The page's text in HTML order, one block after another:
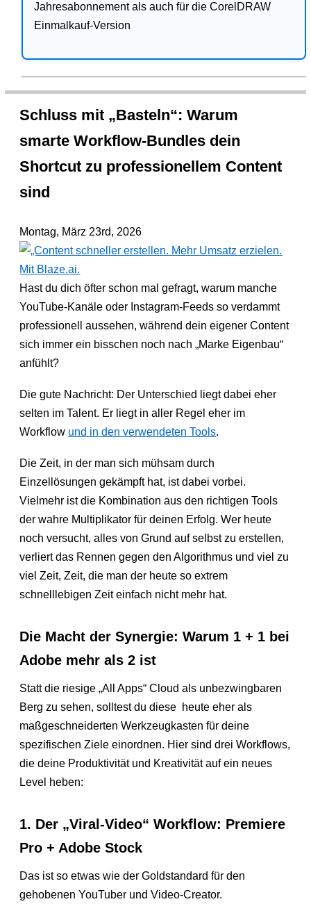
Jahresabonnement als auch für die CorelDRAW
Einmalkauf-Version
Schluss mit „Basteln“: Warum
smarte Workflow-Bundles dein
Shortcut zu professionellem Content
sind
Montag, März 23rd, 2026
Hast du dich öfter schon mal gefragt, warum manche
YouTube-Kanäle oder Instagram-Feeds so verdammt
professionell aussehen, während dein eigener Content
sich immer ein bisschen noch nach „Marke Eigenbau“
anfühlt?
Die gute Nachricht: Der Unterschied liegt dabei eher
selten im Talent. Er liegt in aller Regel eher im
Workflow und in den verwendeten Tools.
Die Zeit, in der man sich mühsam durch
Einzellösungen gekämpft hat, ist dabei vorbei.
Vielmehr ist die Kombination aus den richtigen Tools
der wahre Multiplikator für deinen Erfolg. Wer heute
noch versucht, alles von Grund auf selbst zu erstellen,
verliert das Rennen gegen den Algorithmus und viel zu
viel Zeit, Zeit, die man der heute so extrem
schnelllebigen Zeit einfach nicht mehr hat.
Die Macht der Synergie: Warum 1 + 1 bei
Adobe mehr als 2 ist
Statt die riesige „All Apps“ Cloud als unbezwingbaren
Berg zu sehen, solltest du diese heute eher als
maßgeschneiderten Werkzeugkasten für deine
spezifischen Ziele einordnen. Hier sind drei Workflows,
die deine Produktivität und Kreativität auf ein neues
Level heben:
1. Der „Viral-Video“ Workflow: Premiere
Pro + Adobe Stock
Das ist so etwas wie der Goldstandard für den
gehobenen YouTuber und Video-Creator.